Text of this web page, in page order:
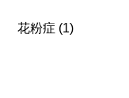
花粉症 (1)